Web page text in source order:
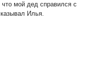
мой дед справился с
Илья.